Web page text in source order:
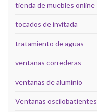
tienda de muebles online
tocados de invitada
tratamiento de aguas
ventanas correderas
ventanas de aluminio
Ventanas oscilobatientes